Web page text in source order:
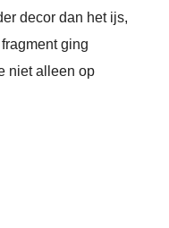
decor dan het ijs,
ging
niet alleen op